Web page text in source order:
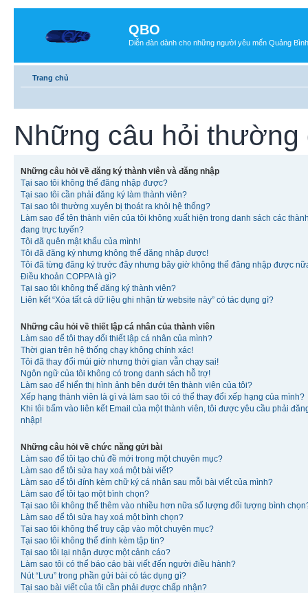
QBO
Diễn đàn dành cho những người yêu mến Quảng Bình
Trang chủ
Những câu hỏi thường
Những câu hỏi về đăng ký thành viên và đăng nhập
Tại sao tôi không thể đăng nhập được?
Tại sao tôi cần phải đăng ký làm thành viên?
Tại sao tôi thường xuyên bị thoát ra khỏi hệ thống?
Làm sao để tên thành viên của tôi không xuất hiện trong danh sách các
đang trực tuyến?
Tôi đã quên mật khẩu của mình!
Tôi đã đăng ký nhưng không thể đăng nhập được!
Tôi đã từng đăng ký trước đây nhưng bây giờ không thể đăng nhập được
Điều khoản COPPA là gì?
Tại sao tôi không thể đăng ký thành viên?
Liên kết “Xóa tất cả dữ liệu ghi nhận từ website này” có tác dụng gì?
Những câu hỏi về thiết lập cá nhân của thành viên
Làm sao để tôi thay đổi thiết lập cá nhân của mình?
Thời gian trên hệ thống chạy không chính xác!
Tôi đã thay đổi múi giờ nhưng thời gian vẫn chạy sai!
Ngôn ngữ của tôi không có trong danh sách hỗ trợ!
Làm sao để hiển thị hình ảnh bên dưới tên thành viên của tôi?
Xếp hạng thành viên là gì và làm sao tôi có thể thay đổi xếp hạng của mình?
Khi tôi bấm vào liên kết Email của một thành viên, tôi được yêu cầu phải
nhập!
Những câu hỏi về chức năng gửi bài
Làm sao để tôi tạo chủ đề mới trong một chuyên mục?
Làm sao để tôi sửa hay xoá một bài viết?
Làm sao để tôi đính kèm chữ ký cá nhân sau mỗi bài viết của mình?
Làm sao để tôi tạo một bình chọn?
Tại sao tôi không thể thêm vào nhiều hơn nữa số lượng đối tượng bình
Làm sao để tôi sửa hay xoá một bình chọn?
Tại sao tôi không thể truy cập vào một chuyên mục?
Tại sao tôi không thể đính kèm tập tin?
Tại sao tôi lại nhận được một cảnh cáo?
Làm sao tôi có thể báo cáo bài viết đến người điều hành?
Nút “Lưu” trong phần gửi bài có tác dụng gì?
Tại sao bài viết của tôi cần phải được chấp nhận?